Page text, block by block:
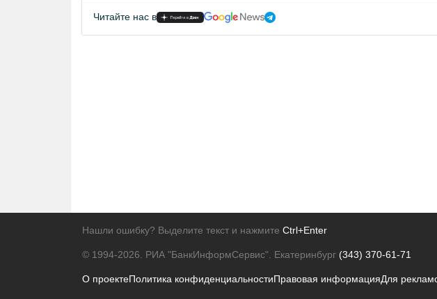
Читайте нас в
Нашли ошибку? Выделите текст и нажмите Ctrl+Enter
© 1994-2026. РИА "БанкИнформСервис". Екатеринбург (343) 370-61-71
О проектеПолитика конфиденциальностиПравовая информацияДля